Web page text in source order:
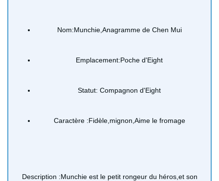
Nom:Munchie,Anagramme de Chen Mui
Emplacement:Poche d'Eight
Statut: Compagnon d'Eight
Caractère :Fidèle,mignon,Aime le fromage
Description :Munchie est le petit rongeur du héros,et son